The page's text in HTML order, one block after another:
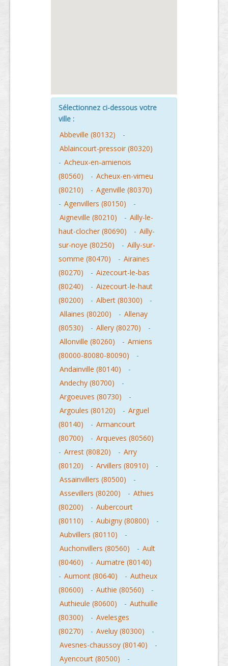
Sélectionnez ci-dessous votre
ville :
Abbeville (80132)
-
Ablaincourt-pressoir (80320)
- Acheux-en-amienois
(80560)
- Acheux-en-vimeu
(80210)
- Agenville (80370)
- Agenvillers (80150)
-
Aigneville (80210)
- Ailly-le-
haut-clocher (80690)
- Ailly-
sur-noye (80250)
- Ailly-sur-
somme (80470)
- Airaines
(80270)
- Aizecourt-le-bas
(80240)
- Aizecourt-le-haut
(80200)
- Albert (80300)
-
Allaines (80200)
- Allenay
(80530)
- Allery (80270)
-
Allonville (80260)
- Amiens
(80000-80080-80090)
-
Andainville (80140)
-
Andechy (80700)
-
Argoeuves (80730)
-
Argoules (80120)
- Arguel
(80140)
- Armancourt
(80700)
- Arqueves (80560)
- Arrest (80820) - Arry
(80120)
- Arvillers (80910)
-
Assainvillers (80500)
-
Assevillers (80200)
- Athies
(80200)
- Aubercourt
(80110)
- Aubigny (80800)
-
Aubvillers (80110)
-
Auchonvillers (80560)
- Ault
(80460)
- Aumatre (80140)
- Aumont (80640) - Autheux
(80600)
- Authie (80560)
-
Authieule (80600)
- Authuille
(80300)
- Avelesges
(80270)
- Aveluy (80300)
-
Avesnes-chaussoy (80140)
-
Ayencourt (80500)
-